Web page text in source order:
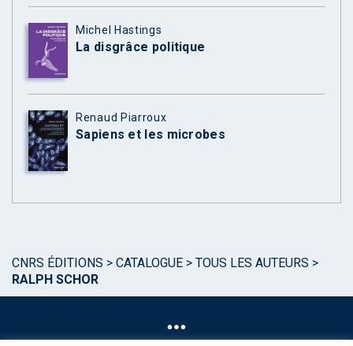
Michel Hastings
La disgrâce politique
Renaud Piarroux
Sapiens et les microbes
CNRS ÉDITIONS > CATALOGUE > TOUS LES AUTEURS >
RALPH SCHOR